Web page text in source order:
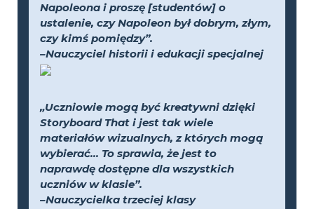
Napoleona i proszę [studentów] o
ustalenie, czy Napoleon był dobrym, złym,
czy kimś pomiędzy”.
–Nauczyciel historii i edukacji specjalnej
„Uczniowie mogą być kreatywni dzięki
Storyboard That i jest tak wiele
materiałów wizualnych, z których mogą
wybierać... To sprawia, że jest to
naprawdę dostępne dla wszystkich
uczniów w klasie”.
–Nauczycielka trzeciej klasy